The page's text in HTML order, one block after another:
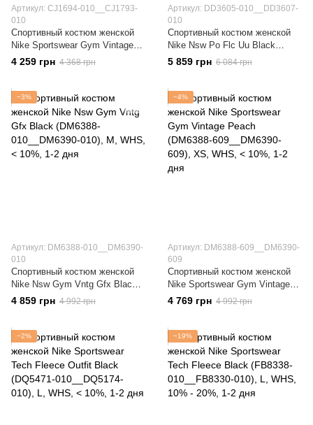
Артикул: CJ1694-010__CJ1793-
010
Спортивный костюм женской
Nike Sportswear Gym Vintage
Black (CJ1694-010__CJ1793-
4 259 грн 4 368 грн
Артикул: DD3605-010__DD3607-
010
Спортивный костюм женской
Nike Nsw Po Flc Uu Black
(DD3605-010__DD3607-010)
5 859 грн 6 084 грн
−3%
Артикул: DM6388-010__DM6390-
010
Спортивный костюм женской
Nike Nsw Gym Vntg Gfx Black
(DM6388-010__DM6390-010)
4 859 грн 4 992 грн
−4%
Артикул: DM6388-609__DM6390-
609
Спортивный костюм женской
Nike Sportswear Gym Vintage
Peach (DM6388-609__DM6390-
4 769 грн 4 992 грн
−2% −19%